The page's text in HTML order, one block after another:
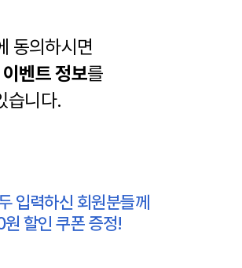
동의하시면
이벤트 정보를
습니다.
입력하신 회원분들께
할인 쿠폰 증정!